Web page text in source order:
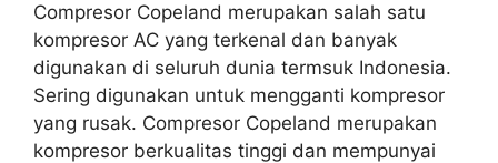
Compresor Copeland merupakan salah satu
kompresor AC yang terkenal dan banyak
digunakan di seluruh dunia termsuk Indonesia.
Sering digunakan untuk mengganti kompresor
yang rusak. Compresor Copeland merupakan
kompresor berkualitas tinggi dan mempunyai